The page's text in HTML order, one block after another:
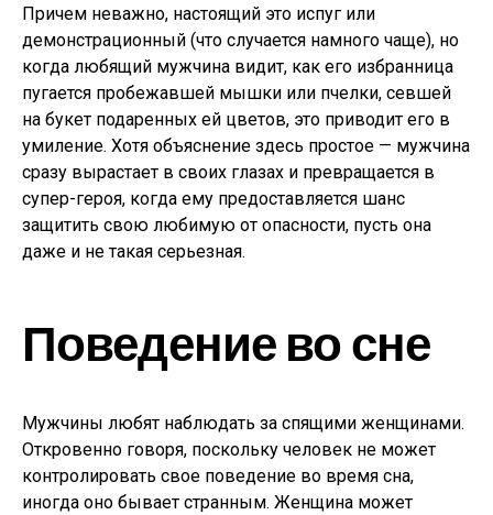
Причем неважно, настоящий это испуг или
демонстрационный (что случается намного чаще), но
когда любящий мужчина видит, как его избранница
пугается пробежавшей мышки или пчелки, севшей
на букет подаренных ей цветов, это приводит его в
умиление. Хотя объяснение здесь простое — мужчина
сразу вырастает в своих глазах и превращается в
супер-героя, когда ему предоставляется шанс
защитить свою любимую от опасности, пусть она
даже и не такая серьезная.
Поведение во сне
Мужчины любят наблюдать за спящими женщинами.
Откровенно говоря, поскольку человек не может
контролировать свое поведение во время сна,
иногда оно бывает странным. Женщина может